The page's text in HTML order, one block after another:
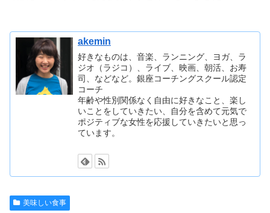
akemin
好きなものは、音楽、ランニング、ヨガ、ラ
ジオ（ラジコ）、ライブ、映画、朝活、お寿
司、などなど。銀座コーチングスクール認定
コーチ
年齢や性別関係なく自由に好きなこと、楽し
いことをしていきたい、自分を含めて元気で
ポジティブな女性を応援していきたいと思っ
ています。
美味しい食事